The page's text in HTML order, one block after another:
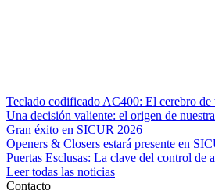
Teclado codificado AC400: El cerebro de
Una decisión valiente: el origen de
Gran éxito en SICUR 2026
Openers & Closers estará presente en
Puertas Esclusas: La clave del control de
Leer todas las noticias
Contacto